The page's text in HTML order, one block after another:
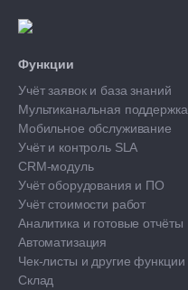
Функции
Учёт заявок и база знаний
Мультиканальная поддержка
Мобильное обслуживание
Учёт и контроль SLA
CRM-модуль
Учёт оборудования и ПО
Учёт стоимости работ
Аналитика и готовые отчёты
Автоматизация
Чек-листы и другие функции
Склад